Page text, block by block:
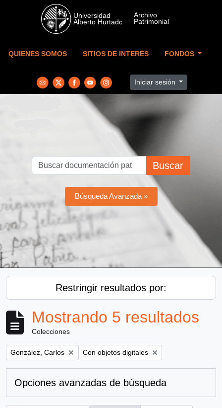
Skip to main content
QUIENES SOMOS SITIOS DE INTERÉS FONDOS
Iniciar sesión
Buscar
Búsqueda Avanzada »
Restringir resultados por:
Mostrando 5 resultados
Colecciones
Remove filter:
González, Carlos Remove filter:
Con objetos digitales
Opciones avanzadas de búsqueda